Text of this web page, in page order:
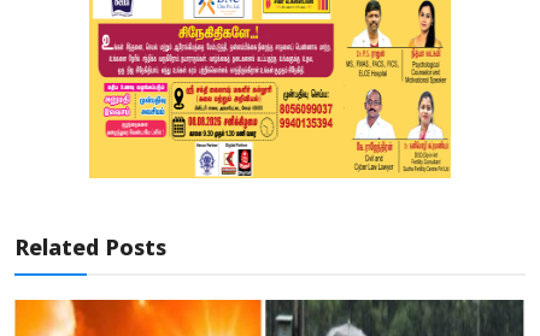
Related Posts